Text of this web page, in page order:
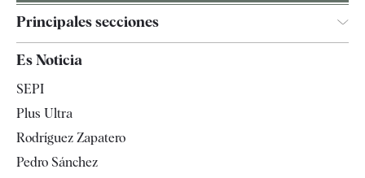
Principales secciones
España
Televisión
Es Noticia
SEPI
Plus Ultra
Rodríguez Zapatero
Pedro Sánchez